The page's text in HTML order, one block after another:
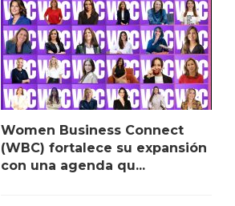
Women Business Connect
(WBC) fortalece su expansión
con una agenda qu...